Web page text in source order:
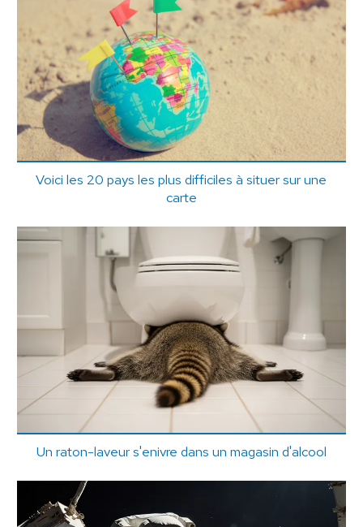
Voici les 20 pays les plus difficiles à situer sur une
carte
Un raton-laveur s'enivre dans un magasin d'alcool